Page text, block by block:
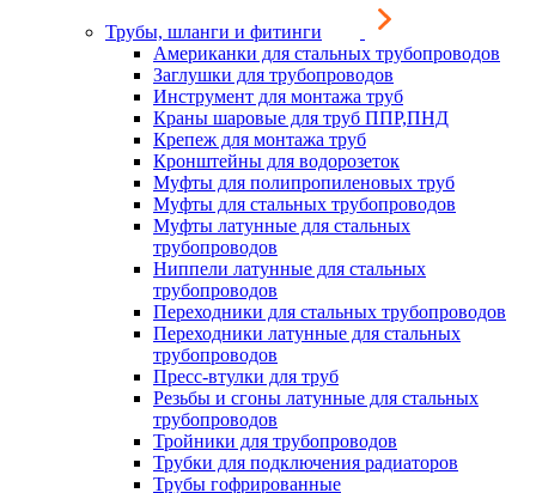
Трубы, шланги и фитинги
Американки для стальных трубопроводов
Заглушки для трубопроводов
Инструмент для монтажа труб
Краны шаровые для труб ППР,ПНД
Крепеж для монтажа труб
Кронштейны для водорозеток
Муфты для полипропиленовых труб
Муфты для стальных трубопроводов
Муфты латунные для стальных
трубопроводов
Ниппели латунные для стальных
трубопроводов
Переходники для стальных трубопроводов
Переходники латунные для стальных
трубопроводов
Пресс-втулки для труб
Резьбы и сгоны латунные для стальных
трубопроводов
Тройники для трубопроводов
Трубки для подключения радиаторов
Трубы гофрированные